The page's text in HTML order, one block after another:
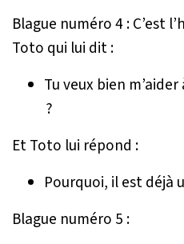
Blague numéro 4 : C’est
Toto qui lui dit :
Tu veux bien
?
Et Toto lui répond :
Pourquoi, il est déjà
Blague numéro 5 :